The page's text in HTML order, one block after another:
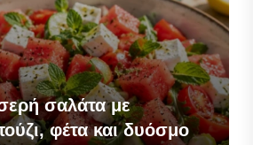
σαλάτα με
φέτα και δυόσμο